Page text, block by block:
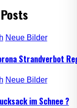
Neue Bilder
Strandverbot
Neue Bilder
im Schnee ?